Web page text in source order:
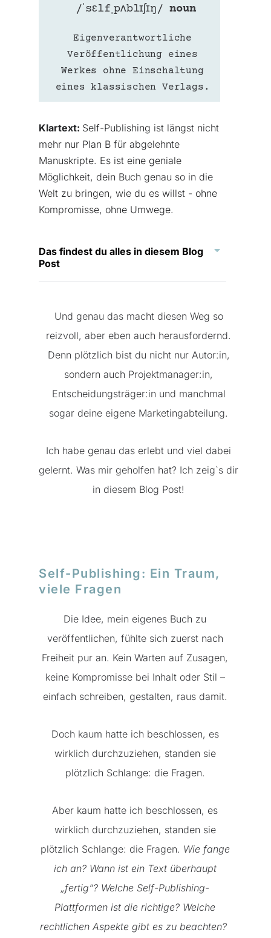
/ˈsɛlfˌpʌblɪʃɪŋ/noun
Eigenverantwortliche
Veröffentlichung eines
Werkes ohne Einschaltung
eines klassischen Verlags.
Klartext: Self-Publishing ist längst nicht
mehr nur Plan B für abgelehnte
Manuskripte. Es ist eine geniale
Möglichkeit, dein Buch genau so in die
Welt zu bringen, wie du es willst - ohne
Kompromisse, ohne Umwege.
Das findest du alles in diesem Blog
Post
Und genau das macht diesen Weg so
reizvoll, aber eben auch herausfordernd.
Denn plötzlich bist du nicht nur Autor:in,
sondern auch Projektmanager:in,
Entscheidungsträger:in und manchmal
sogar deine eigene Marketingabteilung.
Ich habe genau das erlebt und viel dabei
gelernt. Was mir geholfen hat? Ich zeig`s dir
in diesem Blog Post!
Self-Publishing: Ein Traum,
viele Fragen
Die Idee, mein eigenes Buch zu
veröffentlichen, fühlte sich zuerst nach
Freiheit pur an. Kein Warten auf Zusagen,
keine Kompromisse bei Inhalt oder Stil –
einfach schreiben, gestalten, raus damit.
Doch kaum hatte ich beschlossen, es
wirklich durchzuziehen, standen sie
plötzlich Schlange: die Fragen.
Aber kaum hatte ich beschlossen, es
wirklich durchzuziehen, standen sie
plötzlich Schlange: die Fragen. Wie fange
ich an? Wann ist ein Text überhaupt
„fertig“? Welche Self-Publishing-
Plattformen ist die richtige? Welche
rechtlichen Aspekte gibt es zu beachten?